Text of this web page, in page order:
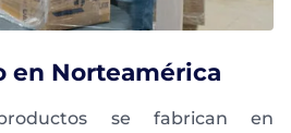
en Norteamérica
se fabrican en